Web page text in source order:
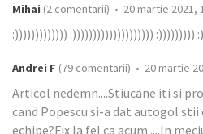
Mihai (2 comentarii) • 20 martie 2021,
:))))))))))))) :)))))))))))))))))))) :)))))))))
Andrei F (79 comentarii) • 20 martie
Articol nedemn....Stiucane iti si
cand Popescu si-a dat autogol stii
echipe?Fix la fel ca acum ....In